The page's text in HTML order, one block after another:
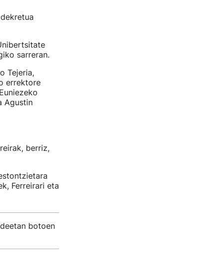
sarreran.
Tejeria,
errektore
Agustin
berriz,
Ferreirari eta
botoen